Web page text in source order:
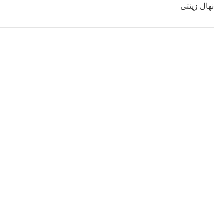
نهال زینتی